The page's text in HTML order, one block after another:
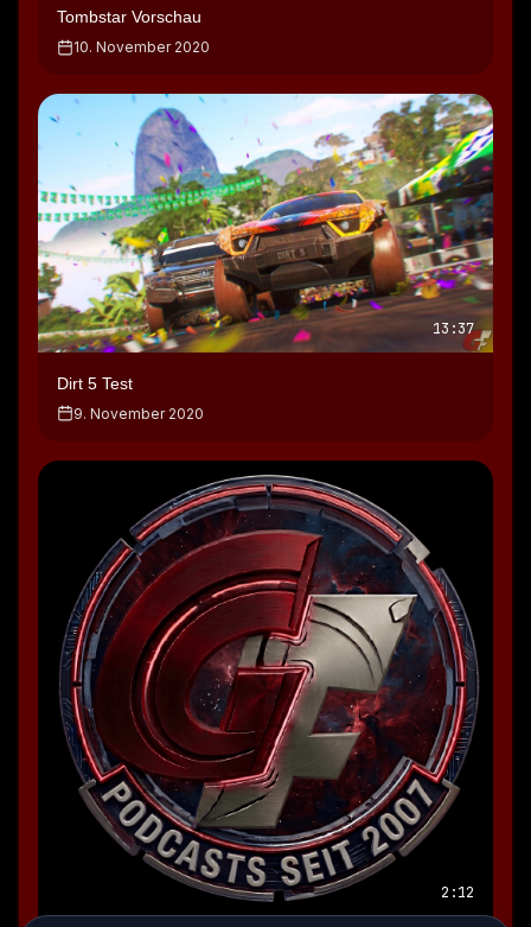
Tombstar Vorschau
10. November 2020
13:37
Dirt 5 Test
9. November 2020
2:12